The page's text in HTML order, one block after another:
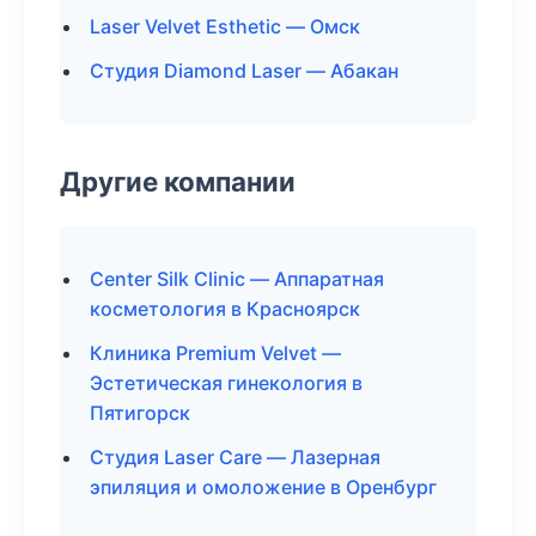
Laser Velvet Esthetic — Омск
Студия Diamond Laser — Абакан
Другие компании
Center Silk Clinic — Аппаратная
косметология в Красноярск
Клиника Premium Velvet —
Эстетическая гинекология в
Пятигорск
Студия Laser Care — Лазерная
эпиляция и омоложение в Оренбург